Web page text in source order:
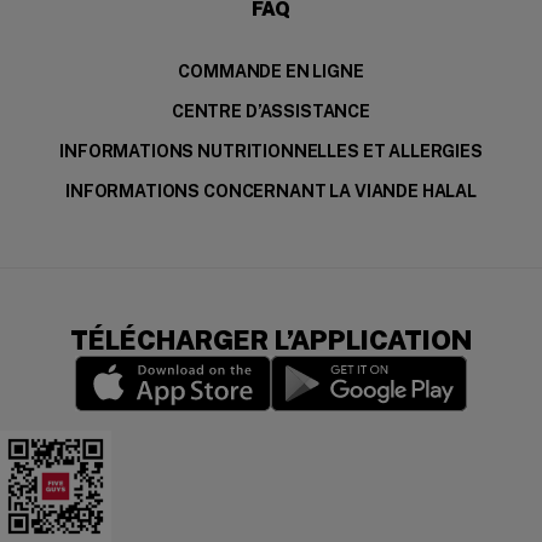
FAQ
COMMANDE EN LIGNE
CENTRE D’ASSISTANCE
INFORMATIONS NUTRITIONNELLES ET ALLERGIES
INFORMATIONS CONCERNANT LA VIANDE HALAL
TÉLÉCHARGER L’APPLICATION
Download the app